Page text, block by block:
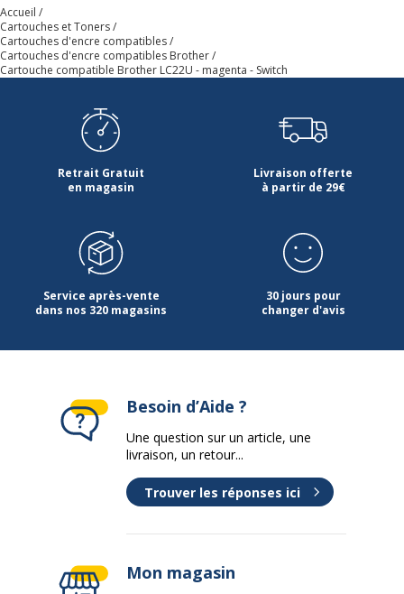
Accueil
Cartouches et Toners
Cartouches d'encre compatibles
Cartouches d'encre compatibles Brother
Cartouche compatible Brother LC22U - magenta - Switch
Retrait Gratuit
en magasin
Livraison offerte
à partir de 29€
Service après-vente
dans nos 320 magasins
30 jours pour
changer d'avis
Besoin d’Aide ?
Une question sur un article, une
livraison, un retour...
Trouver les réponses ici
Mon magasin